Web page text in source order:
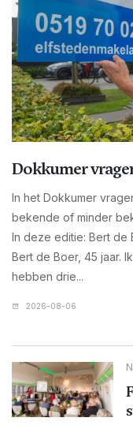
Dokkumer
In het Dokkumer
bekende of minder
In deze editie: Bert de
Bert de Boer, 45 jaar.
hebben drie...
2026-08-06